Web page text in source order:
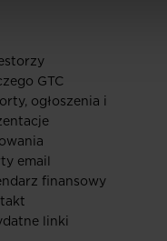
GTC
ogłoszenia i
email
finansowy
linki